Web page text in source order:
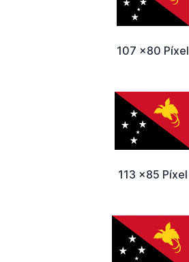
107 x80 Píxel
113 x85 Píxel